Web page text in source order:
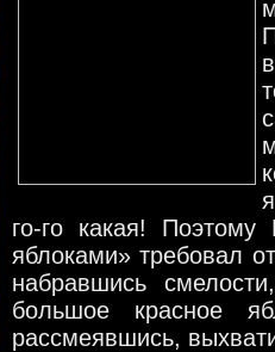
го-го какая!
яблоками» требовал
набравшись
большое красное
рассмеявшись,